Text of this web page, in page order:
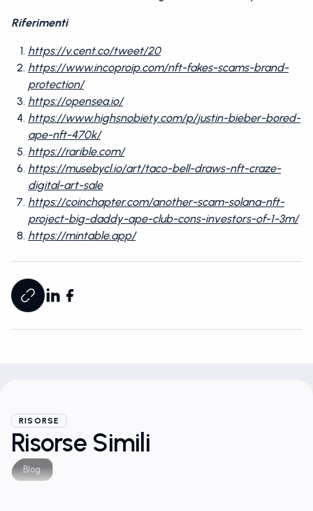
Riferimenti
https://v.cent.co/tweet/20
https://www.incoproip.com/nft-fakes-scams-brand-
protection/
https://opensea.io/
https://www.highsnobiety.com/p/justin-bieber-bored-
ape-nft-470k/
https://rarible.com/
https://musebycl.io/art/taco-bell-draws-nft-craze-
digital-art-sale
https://coinchapter.com/another-scam-solana-nft-
project-big-daddy-ape-club-cons-investors-of-1-3m/
https://mintable.app/
RISORSE
Risorse Simili
Blog